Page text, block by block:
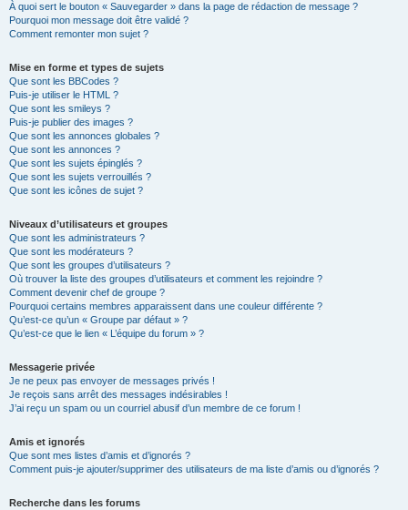
À quoi sert le bouton « Sauvegarder » dans la page de rédaction de message ?
Pourquoi mon message doit être validé ?
Comment remonter mon sujet ?
Mise en forme et types de sujets
Que sont les BBCodes ?
Puis-je utiliser le HTML ?
Que sont les smileys ?
Puis-je publier des images ?
Que sont les annonces globales ?
Que sont les annonces ?
Que sont les sujets épinglés ?
Que sont les sujets verrouillés ?
Que sont les icônes de sujet ?
Niveaux d’utilisateurs et groupes
Que sont les administrateurs ?
Que sont les modérateurs ?
Que sont les groupes d’utilisateurs ?
Où trouver la liste des groupes d’utilisateurs et comment les rejoindre ?
Comment devenir chef de groupe ?
Pourquoi certains membres apparaissent dans une couleur différente ?
Qu’est-ce qu’un « Groupe par défaut » ?
Qu’est-ce que le lien « L’équipe du forum » ?
Messagerie privée
Je ne peux pas envoyer de messages privés !
Je reçois sans arrêt des messages indésirables !
J’ai reçu un spam ou un courriel abusif d’un membre de ce forum !
Amis et ignorés
Que sont mes listes d’amis et d’ignorés ?
Comment puis-je ajouter/supprimer des utilisateurs de ma liste d’amis ou d’ignorés ?
Recherche dans les forums